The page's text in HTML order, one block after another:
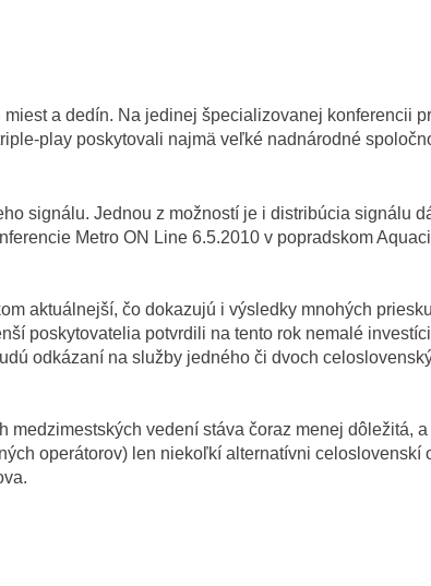
a dedín. Na jedinej špecializovanej konferencii
play poskytovali najmä veľké nadnárodné
signálu. Jednou z možností je i distribúcia signálu
Metro ON Line 6.5.2010 v popradskom
aktuálnejší, čo dokazujú i výsledky mnohých
poskytovatelia potvrdili na tento rok nemalé
odkázaní na služby jedného či dvoch
vedení stáva čoraz menej dôležitá,
operátorov) len niekoľkí alternatívni celoslovenskí